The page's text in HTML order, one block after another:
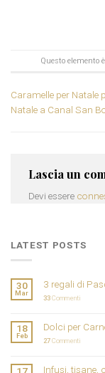
Questo elemento
Caramelle per Natale
Natale a Canal San
Lascia un
Devi essere
LATEST POSTS
30
Mar
3 regali di
33Commenti
18
Feb
Dolci per
27Commenti
17 Infusi, tisane,